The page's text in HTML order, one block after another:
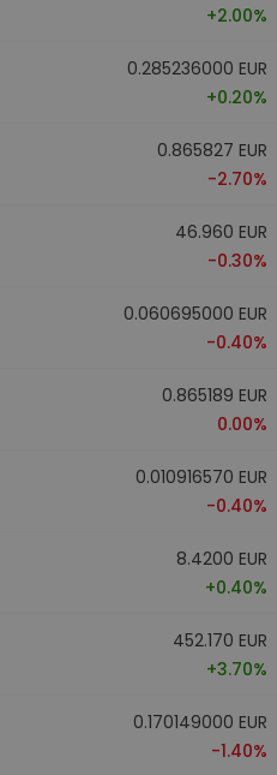
+2.00%
0.285236000 EUR
+0.20%
0.865827 EUR
-2.70%
46.960 EUR
-0.30%
0.060695000 EUR
-0.40%
0.865189 EUR
0.00%
0.010916570 EUR
-0.40%
8.4200 EUR
+0.40%
452.170 EUR
+3.70%
0.170149000 EUR
-1.40%